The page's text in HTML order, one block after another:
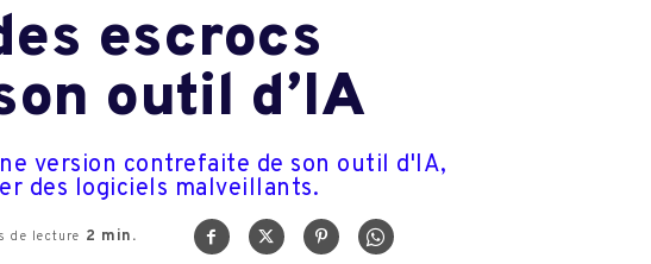
escrocs
outil d’IA
version contrefaite de son outil d'IA,
des logiciels malveillants.
de lecture 2 min.